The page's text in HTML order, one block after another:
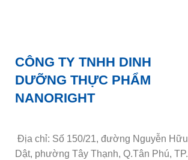
CÔNG TY TNHH DINH
DƯỠNG THỰC PHẨM
NANORIGHT
Địa chỉ: Số 150/21, đường Nguyễn Hữu
Dật, phường Tây Thạnh, Q.Tân Phú, TP.